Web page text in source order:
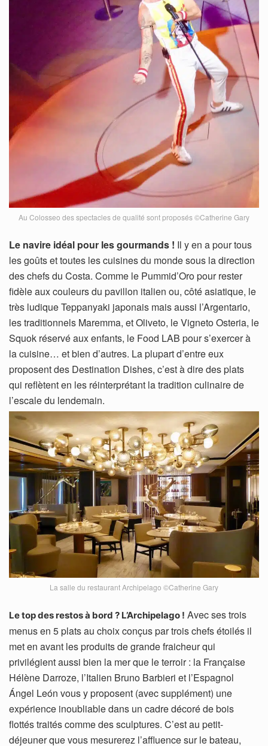
Au Colosseo des spectacles de qualité sont proposés ©Catherine Gary
Le navire idéal pour les gourmands ! Il y en a pour tous
les goûts et toutes les cuisines du monde sous la direction
des chefs du Costa. Comme le Pummid’Oro pour rester
fidèle aux couleurs du pavillon italien ou, côté asiatique, le
très ludique Teppanyaki japonais mais aussi l’Argentario,
les traditionnels Maremma, et Oliveto, le Vigneto Osteria, le
Squok réservé aux enfants, le Food LAB pour s’exercer à
la cuisine… et bien d’autres. La plupart d’entre eux
proposent des Destination Dishes, c’est à dire des plats
qui reflètent en les réinterprétant la tradition culinaire de
l’escale du lendemain.
La salle du restaurant Archipelago ©Catherine Gary
Le top des restos à bord ? L’Archipelago ! Avec ses trois
menus en 5 plats au choix conçus par trois chefs étoilés il
met en avant les produits de grande fraicheur qui
privilégient aussi bien la mer que le terroir : la Française
Hélène Darroze, l’Italien Bruno Barbieri et l’Espagnol
Ángel León vous y proposent (avec supplément) une
expérience inoubliable dans un cadre décoré de bois
flottés traités comme des sculptures. C’est au petit-
déjeuner que vous mesurerez l’affluence sur le bateau,